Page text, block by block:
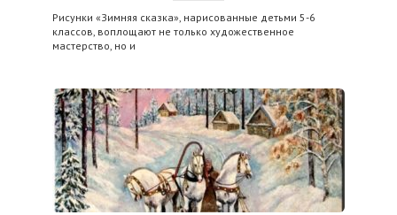
Рисунки «Зимняя сказка», нарисованные детьми 5-6
классов, воплощают не только художественное
мастерство, но и